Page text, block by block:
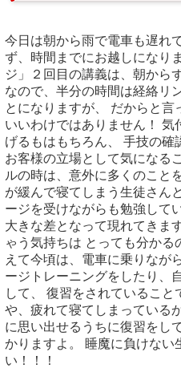
今日は朝から雨で電車も遅れ
ず、時間までにお越しになり
ジ」２回目の講義は、朝から
なので、半分の時間は経絡リ
とになりますが、 だからと言
いいわけではありません！ 気
げるもはもちろん、 手技の確
お客様の立場として気になる
ルの時は、意外に多くのこと
が緩んで寝てしまう生徒さん
ージを受けながらも勉強して
大きな差となって現れてきま
ゃう気持ちは とっても分か
えて今頃は、電車に乗りなが
ージトレーニングをしたり、
して、 復習をされているこ
や、疲れて寝てしまっている
に思い出せるうちに復習をし
かりますよ。 睡魔に負けない
い！！！